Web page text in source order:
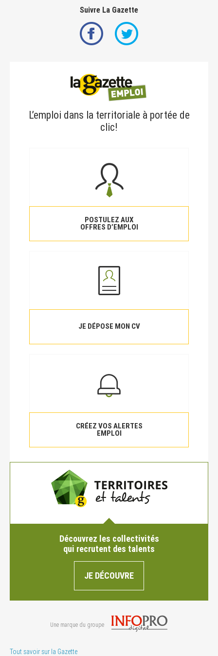
Suivre La Gazette
L’emploi dans la territoriale à portée de
clic!
POSTULEZ AUX
OFFRES D’EMPLOI
JE DÉPOSE MON CV
CRÉEZ VOS ALERTES
EMPLOI
Découvrez les collectivités
qui recrutent des talents
JE DÉCOUVRE
Une marque du groupe
Tout savoir sur la Gazette